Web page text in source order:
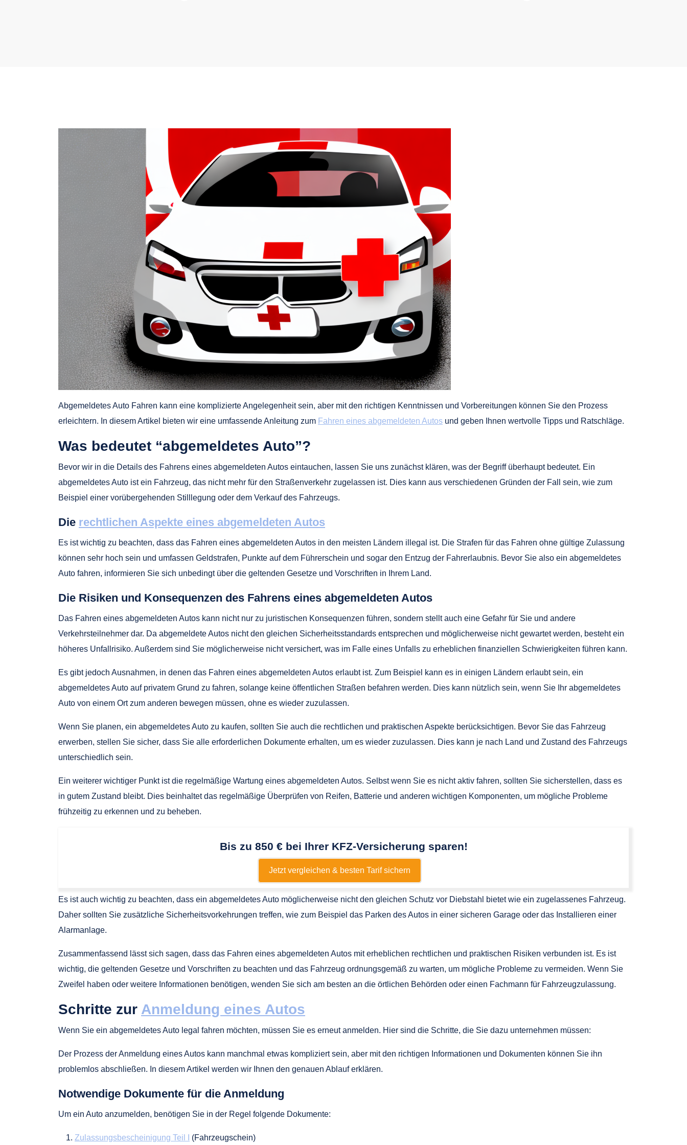
Abgemeldetes Auto Fahren kann eine komplizierte Angelegenheit sein, aber mit den richtigen Kenntnissen und Vorbereitungen können Sie den Prozess
erleichtern. In diesem Artikel bieten wir eine umfassende Anleitung zum Fahren eines abgemeldeten Autos und geben Ihnen wertvolle Tipps und Ratschläge.
Was bedeutet “abgemeldetes Auto”?
Bevor wir in die Details des Fahrens eines abgemeldeten Autos eintauchen, lassen Sie uns zunächst klären, was der Begriff überhaupt bedeutet. Ein
abgemeldetes Auto ist ein Fahrzeug, das nicht mehr für den Straßenverkehr zugelassen ist. Dies kann aus verschiedenen Gründen der Fall sein, wie zum
Beispiel einer vorübergehenden Stilllegung oder dem Verkauf des Fahrzeugs.
Die rechtlichen Aspekte eines abgemeldeten Autos
Es ist wichtig zu beachten, dass das Fahren eines abgemeldeten Autos in den meisten Ländern illegal ist. Die Strafen für das Fahren ohne gültige Zulassung
können sehr hoch sein und umfassen Geldstrafen, Punkte auf dem Führerschein und sogar den Entzug der Fahrerlaubnis. Bevor Sie also ein abgemeldetes
Auto fahren, informieren Sie sich unbedingt über die geltenden Gesetze und Vorschriften in Ihrem Land.
Die Risiken und Konsequenzen des Fahrens eines abgemeldeten Autos
Das Fahren eines abgemeldeten Autos kann nicht nur zu juristischen Konsequenzen führen, sondern stellt auch eine Gefahr für Sie und andere
Verkehrsteilnehmer dar. Da abgemeldete Autos nicht den gleichen Sicherheitsstandards entsprechen und möglicherweise nicht gewartet werden, besteht ein
höheres Unfallrisiko. Außerdem sind Sie möglicherweise nicht versichert, was im Falle eines Unfalls zu erheblichen finanziellen Schwierigkeiten führen kann.
Es gibt jedoch Ausnahmen, in denen das Fahren eines abgemeldeten Autos erlaubt ist. Zum Beispiel kann es in einigen Ländern erlaubt sein, ein
abgemeldetes Auto auf privatem Grund zu fahren, solange keine öffentlichen Straßen befahren werden. Dies kann nützlich sein, wenn Sie Ihr abgemeldetes
Auto von einem Ort zum anderen bewegen müssen, ohne es wieder zuzulassen.
Wenn Sie planen, ein abgemeldetes Auto zu kaufen, sollten Sie auch die rechtlichen und praktischen Aspekte berücksichtigen. Bevor Sie das Fahrzeug
erwerben, stellen Sie sicher, dass Sie alle erforderlichen Dokumente erhalten, um es wieder zuzulassen. Dies kann je nach Land und Zustand des Fahrzeugs
unterschiedlich sein.
Ein weiterer wichtiger Punkt ist die regelmäßige Wartung eines abgemeldeten Autos. Selbst wenn Sie es nicht aktiv fahren, sollten Sie sicherstellen, dass es
in gutem Zustand bleibt. Dies beinhaltet das regelmäßige Überprüfen von Reifen, Batterie und anderen wichtigen Komponenten, um mögliche Probleme
frühzeitig zu erkennen und zu beheben.
Bis zu 850 € bei Ihrer KFZ-Versicherung sparen!
Jetzt vergleichen & besten Tarif sichern
Es ist auch wichtig zu beachten, dass ein abgemeldetes Auto möglicherweise nicht den gleichen Schutz vor Diebstahl bietet wie ein zugelassenes Fahrzeug.
Daher sollten Sie zusätzliche Sicherheitsvorkehrungen treffen, wie zum Beispiel das Parken des Autos in einer sicheren Garage oder das Installieren einer
Alarmanlage.
Zusammenfassend lässt sich sagen, dass das Fahren eines abgemeldeten Autos mit erheblichen rechtlichen und praktischen Risiken verbunden ist. Es ist
wichtig, die geltenden Gesetze und Vorschriften zu beachten und das Fahrzeug ordnungsgemäß zu warten, um mögliche Probleme zu vermeiden. Wenn Sie
Zweifel haben oder weitere Informationen benötigen, wenden Sie sich am besten an die örtlichen Behörden oder einen Fachmann für Fahrzeugzulassung.
Schritte zur Anmeldung eines Autos
Wenn Sie ein abgemeldetes Auto legal fahren möchten, müssen Sie es erneut anmelden. Hier sind die Schritte, die Sie dazu unternehmen müssen:
Der Prozess der Anmeldung eines Autos kann manchmal etwas kompliziert sein, aber mit den richtigen Informationen und Dokumenten können Sie ihn
problemlos abschließen. In diesem Artikel werden wir Ihnen den genauen Ablauf erklären.
Notwendige Dokumente für die Anmeldung
Um ein Auto anzumelden, benötigen Sie in der Regel folgende Dokumente:
Zulassungsbescheinigung Teil I (Fahrzeugschein)